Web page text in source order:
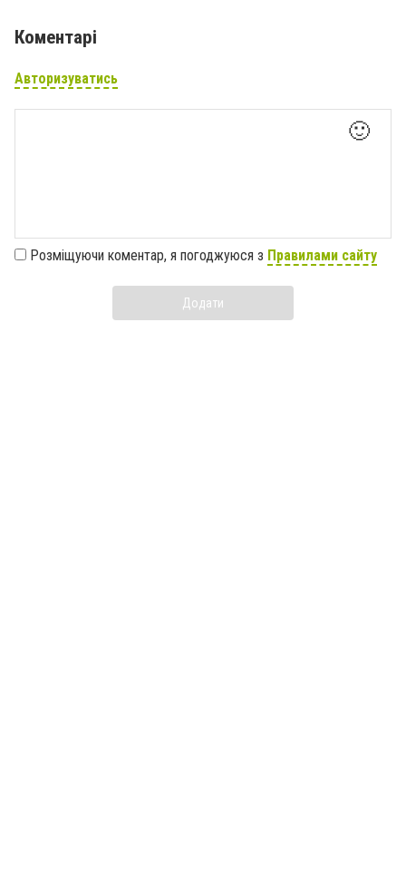
Коментарі
Авторизуватись
🙂
Розміщуючи коментар, я погоджуюся з Правилами сайту
Додати